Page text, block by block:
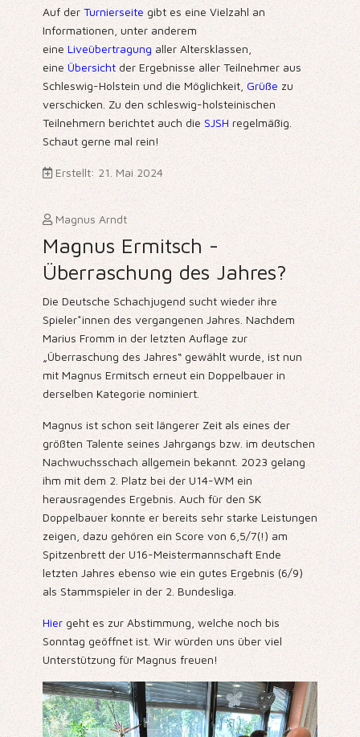
Auf der Turnierseite gibt es eine Vielzahl an
Informationen, unter anderem
eine Liveübertragung aller Altersklassen,
eineÜbersichtder Ergebnisse aller Teilnehmer aus
Schleswig-Holstein und die Möglichkeit, Grüße zu
verschicken. Zu den schleswig-holsteinischen
Teilnehmern berichtet auch die SJSH regelmäßig.
Schaut gerne mal rein!
Erstellt: 21. Mai 2024
Magnus Arndt
Magnus Ermitsch -
Überraschung des Jahres?
Die Deutsche Schachjugend sucht wieder ihre
Spieler*innen des vergangenen Jahres. Nachdem
Marius Fromm in der letzten Auflage zur
„Überraschung des Jahres“ gewählt wurde , ist nun
mit Magnus Ermitsch erneut ein Doppelbauer in
derselben Kategorie nominiert.
Magnus ist schon seit längerer Zeit als eines der
größten Talente seines Jahrgangs bzw. im deutschen
Nachwuchsschach allgemein bekannt. 2023 gelang
ihm mit dem 2. Platz bei der U14-WM ein
herausragendes Ergebnis. Auch für den SK
Doppelbauer konnte er bereits sehr starke Leistungen
zeigen, dazu gehören ein Score von 6,5/7(!) am
Spitzenbrett der U16-Meistermannschaft Ende
letzten Jahres ebenso wie ein gutes Ergebnis (6/9)
als Stammspieler in der 2. Bundesliga.
Hiergeht es zur Abstimmung, welche noch bis
Sonntag geöffnet ist. Wir würden uns über viel
Unterstützung für Magnus freuen!